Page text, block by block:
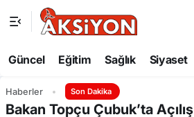
Güncel Eğitim Sağlık Siyaset
Haberler Son Dakika
Bakan Topçu Çubuk’ta Açılış